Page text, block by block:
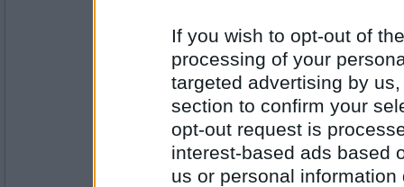
If you wish to opt-out of
processing of your
targeted advertising by
section to confirm your
opt-out request is
interest-based ads based
us or personal
solros x- Ej medlem längre
5
Påsk